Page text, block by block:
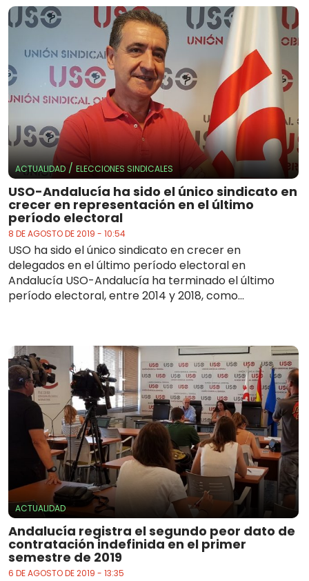
ACTUALIDAD /ELECCIONES SINDICALES
USO-Andalucía ha sido el único sindicato en
crecer en representación en el último
período electoral
8 DE AGOSTO DE 2019 - 10:54
USO ha sido el único sindicato en crecer en
delegados en el último período electoral en
Andalucía USO-Andalucía ha terminado el último
período electoral, entre 2014 y 2018, como...
ACTUALIDAD
Andalucía registra el segundo peor dato de
contratación indefinida en el primer
semestre de 2019
6 DE AGOSTO DE 2019 - 13:35